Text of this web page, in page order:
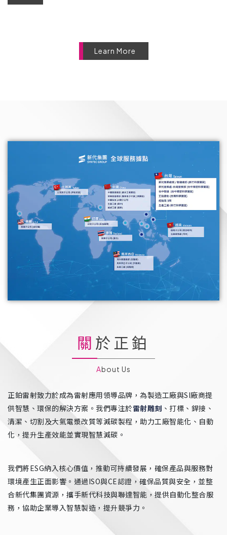
Learn More
關於正鉑
About Us
正鉑雷射致力於成為雷射應用領導品牌，為製造工廠與SI廠商提
供智慧、環保的解決方案。我們專注於雷射雕刻 、打標、銲接、
清潔、切割及大氣電漿改質等減碳製程，助力工廠智能化、自動
化，提升生產效能並實現智慧減碳。
我們將ESG納入核心價值，推動可持續發展，確保產品與服務對
環境產生正面影響。通過ISO與CE認證，確保品質與安全，並整
合新代集團資源，攜手新代科技與聯達智能，提供自動化整合服
務，協助企業導入智慧製造，提升競爭力。